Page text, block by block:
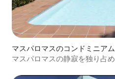
マスパロマスのコンドミニアム
マスパロマスの静寂を独り占め